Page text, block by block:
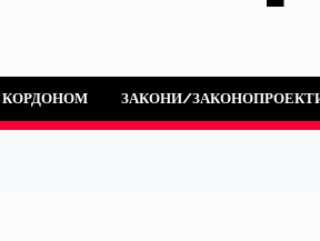
КОРДОНОМ ЗАКОНИ/